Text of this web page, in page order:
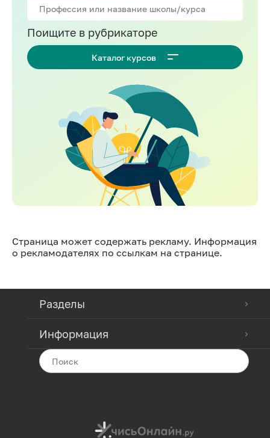
Поищите в рубрикаторе
Каталог курсов
Страница может содержать рекламу. Информация
о рекламодателях по ссылкам на странице.
Разделы
Информация